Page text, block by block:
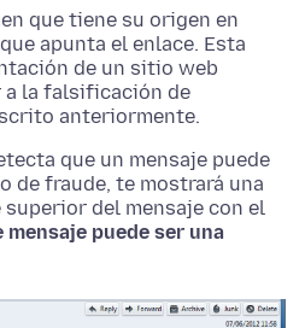
que tiene su origen en
apunta el enlace. Esta
de un sitio web
la falsificación de
anteriormente.
que un mensaje puede
de fraude, te mostrará una
del mensaje con el
mensaje puede ser una